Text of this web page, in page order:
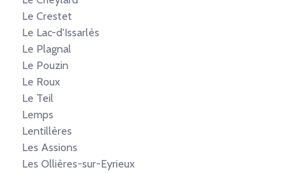
Le Crestet
Le Lac-d'Issarlès
Le Plagnal
Le Pouzin
Le Roux
Le Teil
Lemps
Lentillères
Les Assions
Les Ollières-sur-Eyrieux